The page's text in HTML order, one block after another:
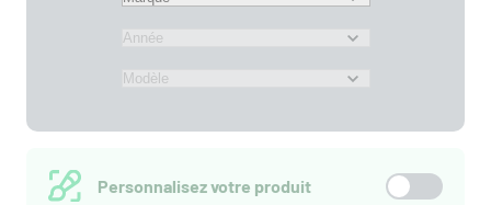
Personnalisez votre produit